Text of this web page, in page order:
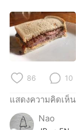
Indonesia
Türkçe
Português
86 10
แสดงความคิดเห็น
Nao